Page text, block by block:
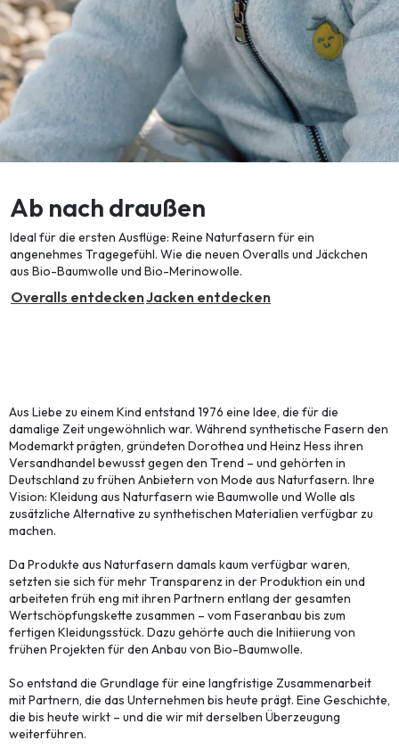
Ab nach draußen
Ideal für die ersten Ausflüge: Reine Naturfasern fürein
angenehmes Tragegefühl. Wie die neuen Overalls und Jäckchen
aus Bio-Baumwolle und Bio-Merinowolle.
Overalls entdeckenJacken entdecken
Aus Liebe zu einem Kind entstand 1976 eine Idee, die für die
damalige Zeit ungewöhnlich war. Während synthetische Fasern den
Modemarkt prägten, gründeten Dorothea und Heinz Hess ihren
Versandhandel bewusst gegen den Trend – und gehörten in
Deutschland zu frühen Anbietern von Mode aus Naturfasern. Ihre
Vision: Kleidung aus Naturfasern wie Baumwolle und Wolle als
zusätzliche Alternative zu synthetischen Materialien verfügbar zu
machen.
Da Produkte aus Naturfasern damals kaum verfügbar waren,
setzten sie sich für mehr Transparenz in der Produktion ein und
arbeiteten früh eng mit ihren Partnern entlang der gesamten
Wertschöpfungskette zusammen – vom Faseranbau bis zum
fertigen Kleidungsstück. Dazu gehörte auch die Initiierung von
frühen Projekten für den Anbau von Bio-Baumwolle.
So entstand die Grundlage für eine langfristige Zusammenarbeit
mit Partnern, die das Unternehmen bis heute prägt. Eine Geschichte,
die bis heute wirkt – und die wir mit derselben Überzeugung
weiterführen.